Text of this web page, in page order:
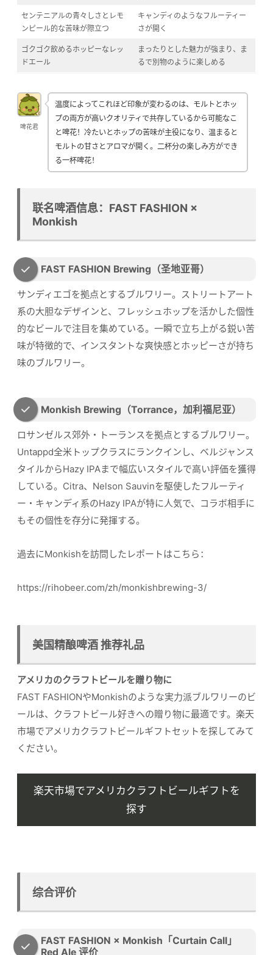
センテニアルの青々しさとレモ
ンピール的な苦味が際立つ
キャンディのようなフルーティー
さが開く
ゴクゴク飲めるホッピーなレッ
ドエール
まったりとした魅力が強まり、ま
るで別物のように楽しめる
啤花君
温度によってこれほど印象が変わるのは、モルトとホッ
プの両方が高いクオリティで共存しているから可能なこ
と啤花！冷たいとホップの苦味が主役になり、温まると
モルトの甘さとアロマが開く。二杯分の楽しみ方ができ
る一杯啤花！
联名啤酒信息：FAST FASHION ×
Monkish
FAST FASHION Brewing（圣地亚哥）
サンディエゴを拠点とするブルワリー。ストリートアート
系の大胆なデザインと、フレッシュホップを活かした個性
的なビールで注目を集めている。一瞬で立ち上がる鋭い苦
味が特徴的で、インスタントな爽快感とホッピーさが持ち
味のブルワリー。
Monkish Brewing（Torrance，加利福尼亚）
ロサンゼルス郊外・トーランスを拠点とするブルワリー。
Untappd全米トップクラスにランクインし、ベルジャンス
タイルからHazy IPAまで幅広いスタイルで高い評価を獲得
している。Citra、Nelson Sauvinを駆使したフルーティ
ー・キャンディ系のHazy IPAが特に人気で、コラボ相手に
もその個性を存分に発揮する。
過去にMonkishを訪問したレポートはこちら：
https://rihobeer.com/zh/monkishbrewing-3/
美国精酿啤酒 推荐礼品
アメリカのクラフトビールを贈り物に
FAST FASHIONやMonkishのような実力派ブルワリーのビ
ールは、クラフトビール好きへの贈り物に最適です。楽天
市場でアメリカクラフトビールギフトセットを探してみて
ください。
楽天市場でアメリカクラフトビールギフトを
探す
综合评价
FAST FASHION × Monkish「Curtain Call」
Red Ale 评价